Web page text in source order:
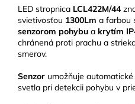
LED stropnica LCL422M/44
svietivosťou 1300Lm a farbou
senzorom pohybu a krytím
chránená proti prachu a
smerov.
Senzor umožňuje
svetla pri detekcii pohybu v